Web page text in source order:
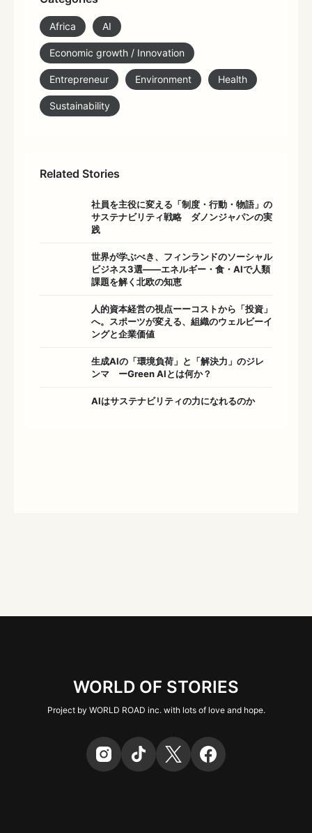
Africa AI
Economic growth / Innovation
Entrepreneur Environment Health
Sustainability
Related Stories
社員を主役に変える「制度・行動・物語」の
サステナビリティ戦略 ダノンジャパンの実
践
世界が学ぶべき、フィンランドのソーシャル
ビジネス3選――エネルギー・食・AIで人類
課題を解く北欧の知恵
人的資本経営の視点ーーコストから「投資」
へ。スポーツが変える、組織のウェルビーイ
ングと企業価値
生成AIの「環境負荷」と「解決力」のジレ
ンマ ーGreen AIとは何か？
AIはサステナビリティの力になれるのか
WORLD OF STORIES
Project by WORLD ROAD inc. with lots of love and hope.